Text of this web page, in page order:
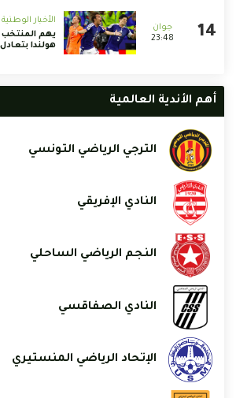
23:48
الأخبار الوطنية
يهم المنتخب
هولندا
أهم الأندية العالمية
الترجي الرياضي التونسي
النادي الإفريقي
النجم الرياضي الساحلي
النادي الصفاقسي
الإتحاد الرياضي المنستيري